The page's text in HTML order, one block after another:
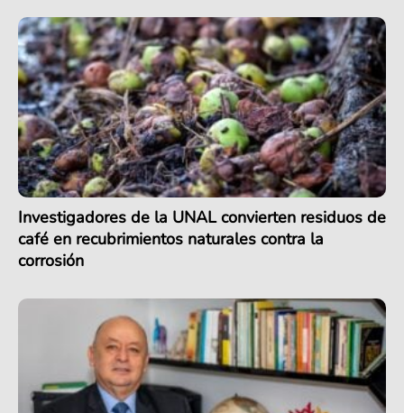
Investigadores de la UNAL convierten residuos de
café en recubrimientos naturales contra la
corrosión